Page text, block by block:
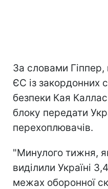
За словами
ЄС із закордонних
безпеки Кая
блоку передати
перехоплювачів.
"Минулого тижня,
виділили Україні
межах оборонної